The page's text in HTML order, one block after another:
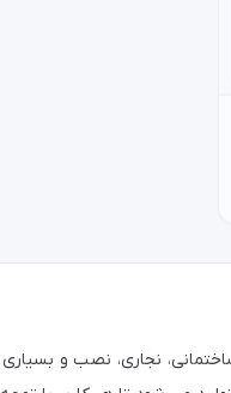
نجاری، نصب و